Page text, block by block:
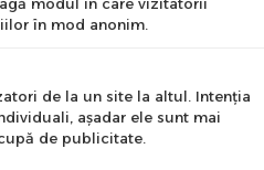
în mod anonim.
de la un site la altul. Intenţia
aşadar ele sunt mai
de publicitate.